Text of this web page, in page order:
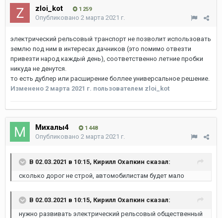
zloi_kot 1 259
Опубликовано 2 марта 2021 г.
электрический рельсовый транспорт не позволит использовать
землю под ним в интересах дачников (это помимо отвезти
привезти народ каждый день), соответственно летние пробки
никуда не денутся.
то есть дублер или расширение боллее универсальное решение.
Изменено 2 марта 2021 г. пользователем zloi_kot
Михалы4 1 448
Опубликовано 2 марта 2021 г.
В 02.03.2021 в 10:15, Кирилл Охапкин сказал:
сколько дорог не строй, автомобилистам будет мало
В 02.03.2021 в 10:15, Кирилл Охапкин сказал:
нужно развивать электрический рельсовый общественный